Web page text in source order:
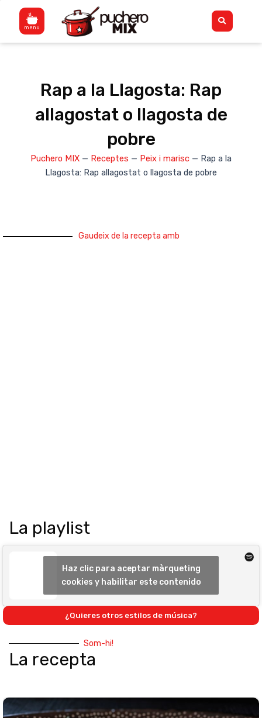
contingut
Flyout
Menu
Rap a la Llagosta: Rap
allagostat o llagosta de
pobre
Puchero MIX — Receptes — Peix i marisc — Rap a la
Llagosta: Rap allagostat o llagosta de pobre
Som-hi!
La recepta
Gaudeix de la recepta amb
La playlist
Haz clic para aceptar màrqueting
cookies y habilitar este contenido
¿Quieres otros estilos de música?